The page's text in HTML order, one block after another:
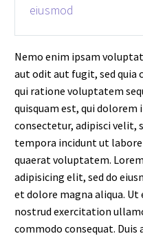
eiusmod
Nemo enim ipsam
aut odit aut fugit, sed quia
qui ratione voluptatem
quisquam est, qui
consectetur, adipisci velit,
tempora incidunt ut
quaerat voluptatem.
adipisicing elit, sed do
et dolore magna aliqua. Ut
nostrud exercitation
commodo consequat.